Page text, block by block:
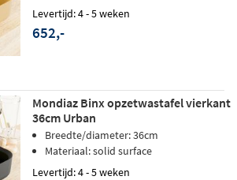
Levertijd: 4 - 5 weken
652,-
Mondiaz Binx opzetwastafel vierkant
36cm Urban
Breedte/diameter: 36cm
Materiaal: solid surface
Levertijd: 4 - 5 weken